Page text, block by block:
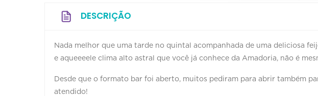
DESCRIÇÃO
Nada melhor que uma tarde no quintal acompanhada de uma deliciosa
e aqueeeele clima alto astral que você já conhece da Amadoria, não é
Desde que o formato bar foi aberto, muitos pediram para abrir também
atendido!